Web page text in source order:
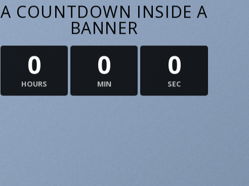
A COUNTDOWN INSIDE A
BANNER
0
HOURS
0
MIN
0
SEC